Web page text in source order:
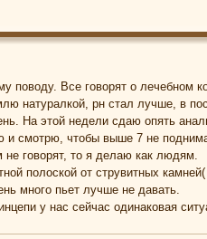
поводу. Все говорят о лечебном
натуралкой, рн стал лучше, в
На этой недели сдаю опять
и смотрю, чтобы выше 7 не
не говорят, то я делаю как людям.
полоской от струвитных
много пьет лучше не давать.
у нас сейчас одинаковая